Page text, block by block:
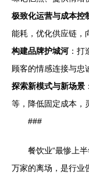
极致化运营与成本控
能耗，优化供应链，
构建品牌护城河 ：
顾客的情感连接与忠
探索新模式与新场景
等，降低固定成本，
###
餐饮业“最惨上
万家的离场，是行业